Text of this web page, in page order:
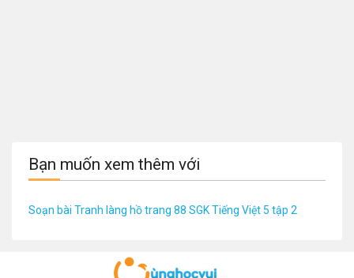
Bạn muốn xem thêm với
Soạn bài Tranh làng hồ trang 88 SGK Tiếng Việt 5 tập 2